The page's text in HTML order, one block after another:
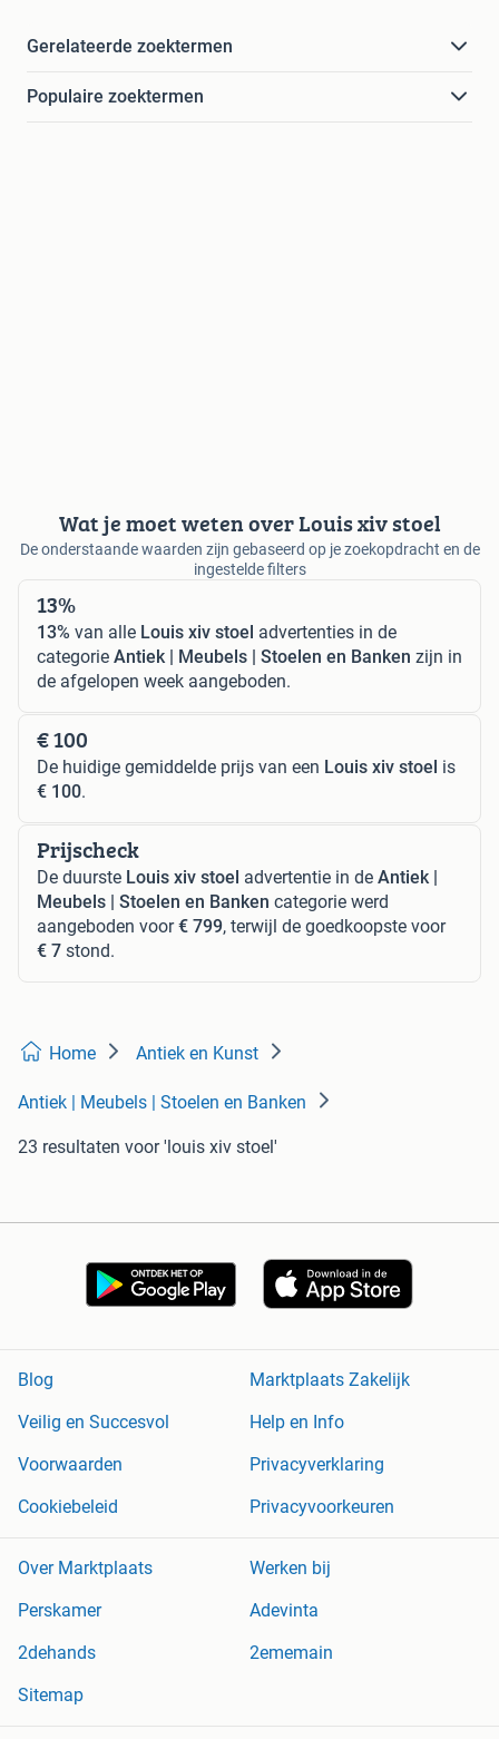
Gerelateerde zoektermen
Populaire zoektermen
Wat je moet weten over Louis xiv stoel
De onderstaande waarden zijn gebaseerd op je zoekopdracht en de
ingestelde filters
13%
13% van alle Louis xiv stoel advertenties in de
categorie Antiek | Meubels | Stoelen en Banken zijn in
de afgelopen week aangeboden.
€ 100
De huidige gemiddelde prijs van een Louis xiv stoel is
€ 100.
Prijscheck
De duurste Louis xiv stoel advertentie in de Antiek |
Meubels | Stoelen en Banken categorie werd
aangeboden voor€ 799, terwijl de goedkoopste voor
€ 7 stond.
Home Antiek en Kunst
Antiek | Meubels | Stoelen en Banken
23 resultaten voor 'louis xiv stoel'
Blog
Marktplaats Zakelijk
Veilig en Succesvol
Help en Info
Voorwaarden
Privacyverklaring
Cookiebeleid
Privacyvoorkeuren
Over Marktplaats
Werken bij
Perskamer
Adevinta
2dehands
2ememain
Sitemap